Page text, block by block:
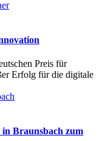
Preis für
Erfolg für die digitale
Braunsbach zum